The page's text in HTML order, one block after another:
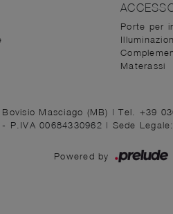
Porte per
Materassi
Masciago (MB) |Tel. +39
P.IVA 00684330962 | Sede
Powered by